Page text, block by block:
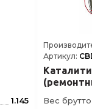
1.145
Артикул:
Вес